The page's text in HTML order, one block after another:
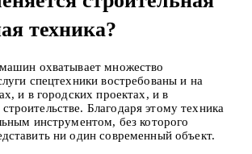
техника?
охватывает множество
спецтехники востребованы и на
и в городских проектах, и в
Благодаря этому техника
инструментом, без которого
ни один современный объект.